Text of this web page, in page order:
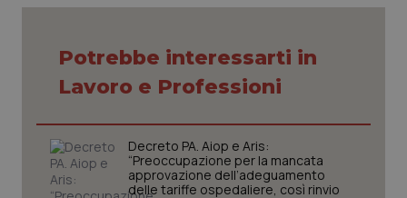
Sardegna
Sicilia
Umbria
Malattia di Crohn & Rettocolite Ulcerosa
Neuroscienze & patologie neurodegenerative
Oftalmologia
Potrebbe interessarti in
Lavoro e Professioni
Decreto PA. Aiop e Aris:
“Preoccupazione per la mancata
approvazione dell’adeguamento
delle tariffe ospedaliere, così rinvio